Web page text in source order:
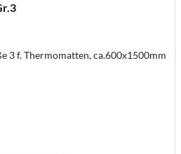
3 f. Thermomatten, ca.600x1500mm